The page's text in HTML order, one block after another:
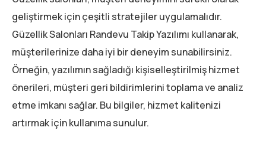
geliştirmek için çeşitli stratejiler uygulamalıdır.
Güzellik Salonları Randevu Takip Yazılımı kullanarak,
müşterilerinize daha iyi bir deneyim sunabilirsiniz.
Örneğin, yazılımın sağladığı kişiselleştirilmiş hizmet
önerileri, müşteri geri bildirimlerini toplama ve analiz
etme imkanı sağlar. Bu bilgiler, hizmet kalitenizi
artırmak için kullanıma sunulur.